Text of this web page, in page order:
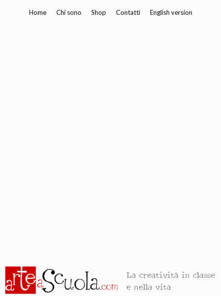
Home Chi sono Shop Contatti English version
La creatività in classe
e nella vita